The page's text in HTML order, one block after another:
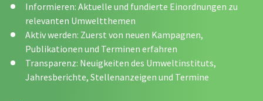
Informieren: Aktuelle und fundierte Einordnungen zu
relevanten Umweltthemen
Aktiv werden: Zuerst von neuen Kampagnen,
Publikationen und Terminen erfahren
Transparenz: Neuigkeiten des Umweltinstituts,
Jahresberichte, Stellenanzeigen und Termine